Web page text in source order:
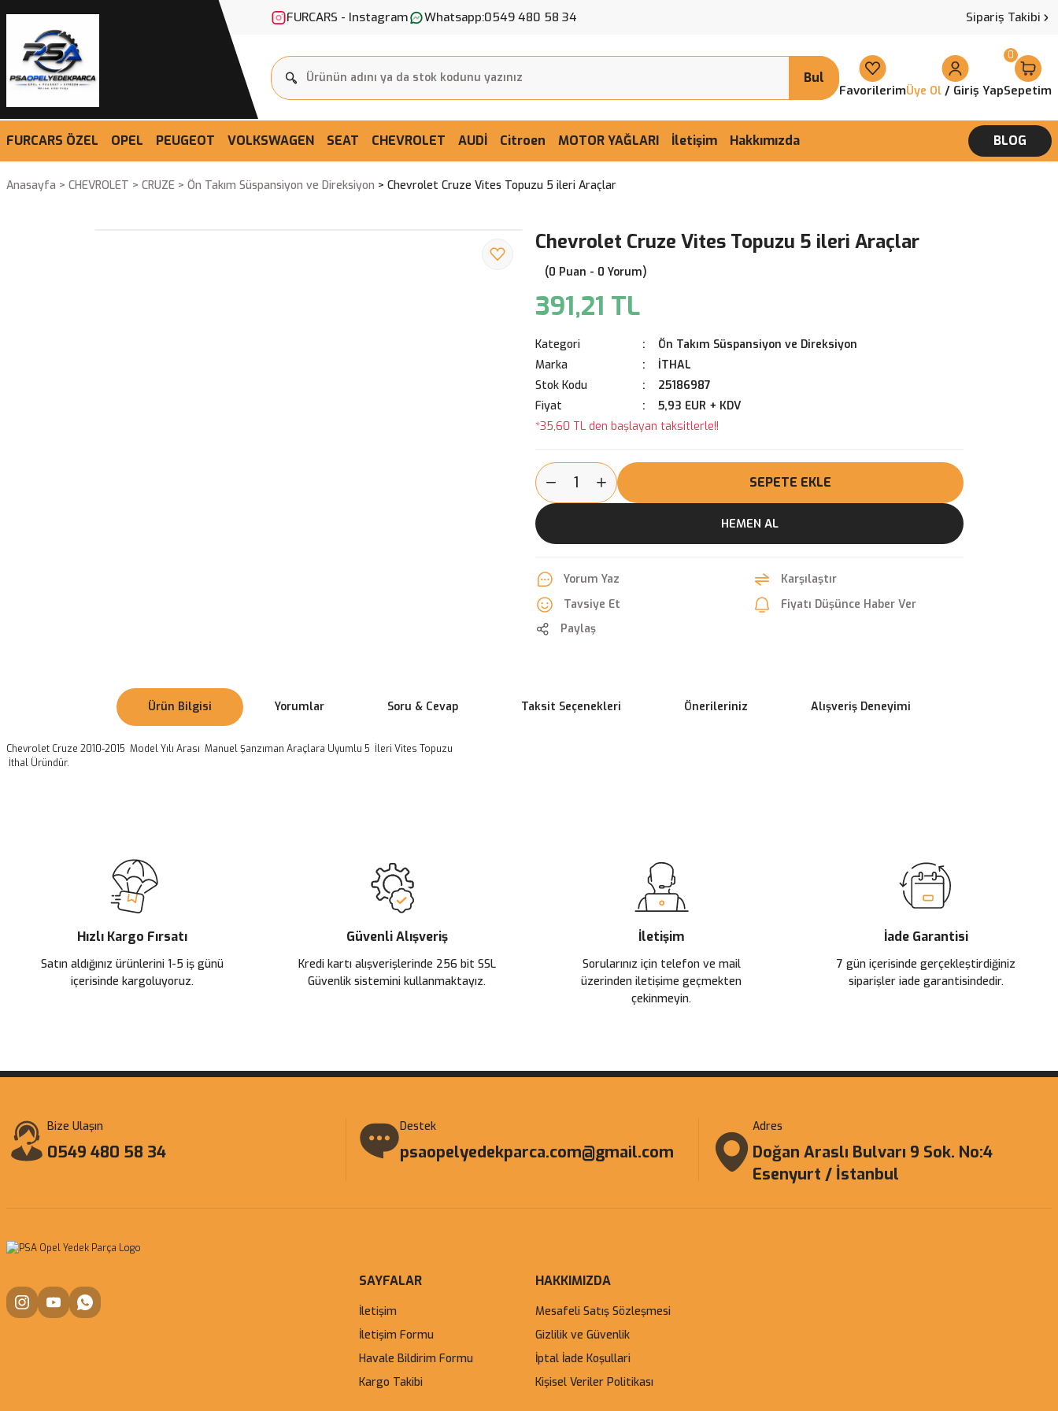
FURCARS - Instagram Whatsapp:0549 480 58 34 Sipariş Takibi
Bul
FavorilerimÜye Ol / Giriş YapSepetim
0
FURCARS ÖZEL OPEL PEUGEOT VOLKSWAGEN SEAT CHEVROLET AUDİ Citroen MOTOR YAĞLARI İletişim Hakkımızda BLOG
Anasayfa CHEVROLET CRUZE Ön Takım Süspansiyon ve Direksiyon Chevrolet Cruze Vites Topuzu 5 ileri Araçlar
Chevrolet Cruze Vites Topuzu 5 ileri Araçlar
(0 Puan - 0 Yorum)
391,21 TL
Kategori
Ön Takım Süspansiyon ve Direksiyon
Marka
İTHAL
Stok Kodu
25186987
Fiyat
5,93 EUR + KDV
*35,60 TL den başlayan taksitlerle!!
SEPETE EKLE
HEMEN AL
Yorum Yaz
Karşılaştır
Tavsiye Et
Fiyatı Düşünce Haber Ver
Paylaş
Ürün Bilgisi Yorumlar Soru & Cevap Taksit Seçenekleri Önerileriniz Alışveriş Deneyimi
Chevrolet Cruze 2010-2015 Model Yılı Arası Manuel Şanzıman Araçlara Uyumlu 5 İleri Vites Topuzu
İthal Üründür.
Ürün açıklamasında eksik bilgiler bulunuyor.
Ürün bilgilerinde hatalar bulunuyor.
Ürün fiyatı diğer sitelerden daha pahalı.
Bu ürüne benzer farklı alternatifler olmalı.
Hızlı Kargo Fırsatı
Satın aldığınız ürünlerini 1-5 iş günü
içerisinde kargoluyoruz.
Güvenli Alışveriş
Kredi kartı alışverişlerinde 256 bit SSL
Güvenlik sistemini kullanmaktayız.
İletişim
Sorularınız için telefon ve mail
üzerinden iletişime geçmekten
çekinmeyin.
İade Garantisi
7 gün içerisinde gerçekleştirdiğiniz
siparişler iade garantisindedir.
Bize Ulaşın
0549 480 58 34
Destek
psaopelyedekparca.com@gmail.com
Adres
Doğan Araslı Bulvarı 9 Sok. No:4
Esenyurt / İstanbul
SAYFALAR
İletişim
İletişim Formu
Havale Bildirim Formu
Kargo Takibi
HAKKIMIZDA
Mesafeli Satış Sözleşmesi
Gizlilik ve Güvenlik
İptal İade Koşullari
Kişisel Veriler Politikası